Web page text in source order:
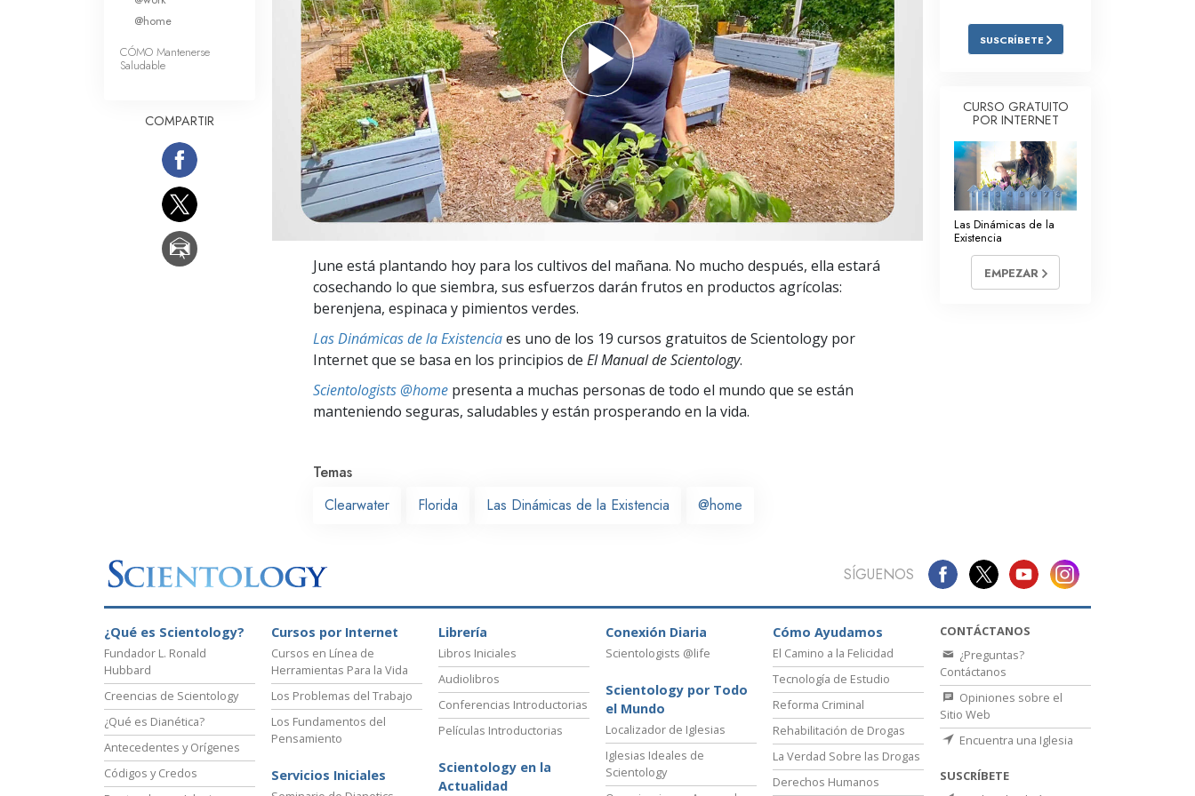
Amor y Odio: ¿Qué es Grandeza?
Respuestas a las Drogas
Los Niños
Herramientas para el Entorno Laboral
La Ética y las
Condiciones
La Causa de la Supresión
Investigaciones
Los Fundamentos de la Organización
Los Fundamentos de las Relaciones
June está plantando hoy para los cultivos del mañana. No mucho después, ella estará
cosechando lo que siembra, sus esfuerzos darán frutos en productos agrícolas:
berenjena, espinaca y pimientos verdes.
Las Dinámicas de la Existenciaes uno de los 19 cursos gratuitos de Scientology por
Internet que se basa en los principios de El Manual de Scientology.
Scientologists @home presenta a muchas personas de todo el mundo que se están
manteniendo seguras, saludables y están prosperando en la vida.
Temas
Clearwater
Florida Las Dinámicas de la Existencia @home
@home
CÓMO Mantenerse
Saludable
COMPARTIR
SUSCRÍBETE
CURSO GRATUITO
POR INTERNET
Las Dinámicas de la
Existencia
EMPEZAR
SÍGUENOS
¿Qué es Scientology?
Fundador L. Ronald
Hubbard
Creencias de Scientology
¿Qué es Dianética?
Antecedentes y Orígenes
Códigos y Credos
Cursos por Internet
Cursos en Línea de
Herramientas Para la Vida
Los Problemas del Trabajo
Los Fundamentos del
Pensamiento
Servicios Iniciales
Librería
Libros Iniciales
Audiolibros
Conferencias Introductorias
Películas Introductorias
Scientology en la
Actualidad
Conexión Diaria
Scientologists @life
Scientology por Todo
el Mundo
Localizador de Iglesias
Iglesias Ideales de
Scientology
Cómo Ayudamos
El Camino a la Felicidad
Tecnología de Estudio
Reforma Criminal
Rehabilitación de Drogas
La Verdad Sobre las Drogas
Derechos Humanos
CONTÁCTANOS
¿Preguntas?
Contáctanos
Opiniones sobre el
Sitio Web
Encuentra una Iglesia
SUSCRÍBETE